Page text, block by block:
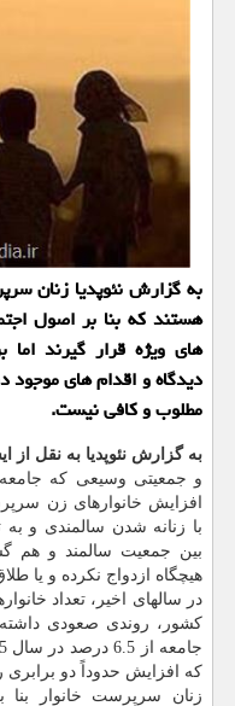
به گزارش نئوپدیا زنان
هستند که بنا بر اصول
های ویژه قرار گیرند
دیدگاه و اقدام های موجود
مطلوب و کافی نیست.
به گزارش نئوپدیا به نقل از
و جمعیتی وسیعی که جامعه
افزایش خانوارهای زن
با زنانه شدن سالمندی و
بین جمعیت سالمند و هم
هیچگاه ازدواج نکرده و یا
در سالهای اخیر، تعداد
کشور، روندی صعودی
که افزایش حدوداً دو برابری
زنان سرپرست خانوار